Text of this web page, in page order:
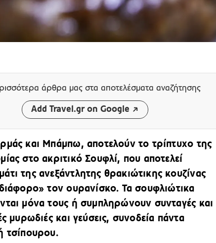
άρθρα μας στα αποτελέσματα αναζήτησης
Add Travel.gr on Google
και Μπάμπω, αποτελούν το τρίπτυχο της
στο ακριτικό Σουφλί, που αποτελεί
της ανεξάντλητης θρακιώτικης κουζίνας
τον ουρανίσκο. Τα σουφλιώτικα
μόνα τους ή συμπληρώνουν συνταγές και
μυρωδιές και γεύσεις, συνοδεία πάντα
τσίπουρου.